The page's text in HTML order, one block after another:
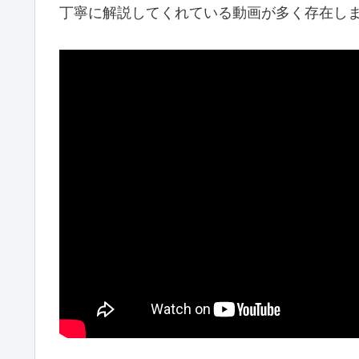
丁寧に解説してくれている動画が多く存在し